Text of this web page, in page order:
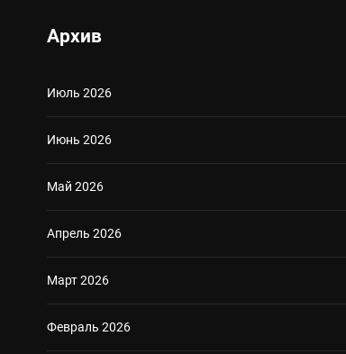
Архив
Июль 2026
Июнь 2026
Май 2026
Апрель 2026
Март 2026
Февраль 2026